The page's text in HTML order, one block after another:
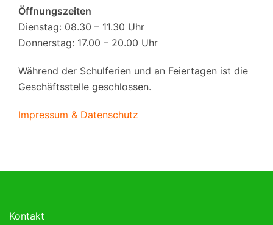
Öffnungszeiten
Dienstag: 08.30 – 11.30 Uhr
Donnerstag: 17.00 – 20.00 Uhr
Während der Schulferien und an Feiertagen ist die
Geschäftsstelle geschlossen.
Impressum & Datenschutz
Kontakt